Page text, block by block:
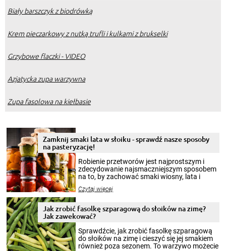
Biały barszczyk z biodrówką
Krem pieczarkowy z nutką trufli i kulkami z brukselki
Grzybowe flaczki - VIDEO
Azjatycka zupa warzywna
Zupa fasolowa na kiełbasie
Zamknij smaki lata w słoiku - sprawdź nasze sposoby
na pasteryzację!
Robienie przetworów jest najprostszym i
zdecydowanie najsmaczniejszym sposobem
na to, by zachować smaki wiosny, lata i
krajobrazów, by cieszyć nimi oko w sezonie
pełni poczuć atmosferę cieplejszych
miesięcy. Przygotowanie słoików ze
patenty, które pozwolą zachować świeżość
przetworów.
Czytaj więcej
Jak zrobić fasolkę szparagową do słoików na zimę?
Jak zawekować?
Sprawdźcie, jak zrobić fasolkę szparagową
do słoików na zimę i cieszyć się jej smakiem
również poza sezonem. To warzywo możecie